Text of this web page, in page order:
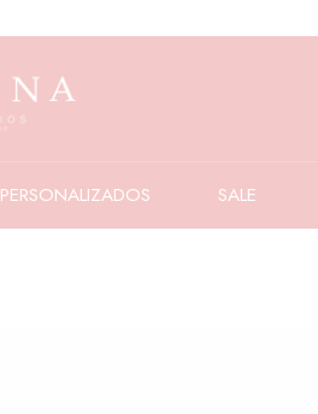
PERSONALIZADOS SALE